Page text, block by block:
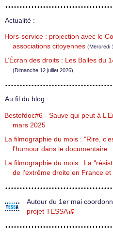
Actualité :
Hors-service : projection avec le
associations citoyennes (Mercredi
L’Écran des droits : Les Balles du
(Dimanche 12 juillet 2026)
Au fil du blog :
Bestofdoc#6 - Sauve qui peut à
mars 2025
La filmographie du mois : "Rire,
l’humour dans le documentaire
La filmographie du mois : La
de l’extrême droite en France
Autour du 1er mai
projet TESSA